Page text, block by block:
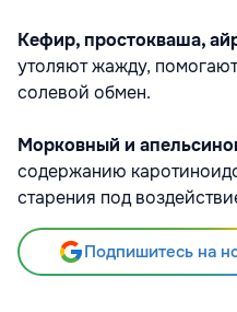
Кефир, простокваша,
утоляют жажду,
солевой обмен.
Морковный и
содержанию
старения под
Подпишитесь на